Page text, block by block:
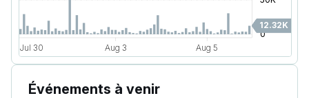
Événements à venir